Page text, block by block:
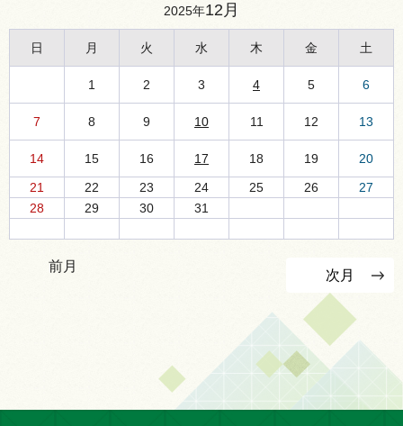
2025年12月
日 月 火 水 木 金 土
1 2 3 4 5 6
7 8 9 10 11 12 13
14 15 16 17 18 19
20
21
22 23 24 25 26
27
28
29 30 31
前月
次月